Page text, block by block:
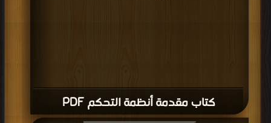
كتاب مقدمة أنظمة التحكم PDF